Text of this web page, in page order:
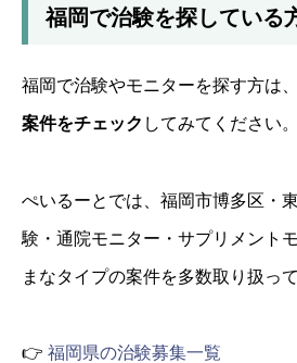
福岡で治験を探している
福岡で治験やモニターを探す方は、
案件をチェック してみてください。
ぺいるーとでは、福岡市博多区・
験・通院モニター・サプリメント
まなタイプの案件を多数取り扱って
👉 福岡県の治験募集一覧